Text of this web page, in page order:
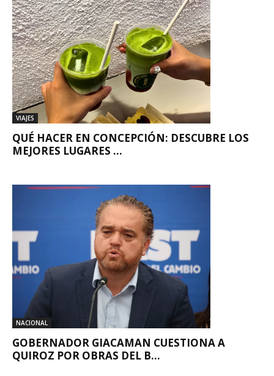
VIAJES
QUÉ HACER EN CONCEPCIÓN: DESCUBRE LOS
MEJORES LUGARES ...
NACIONAL
GOBERNADOR GIACAMAN CUESTIONA A
QUIROZ POR OBRAS DEL B...